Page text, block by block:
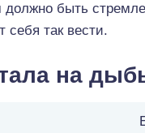
быть
себя так вести.
на